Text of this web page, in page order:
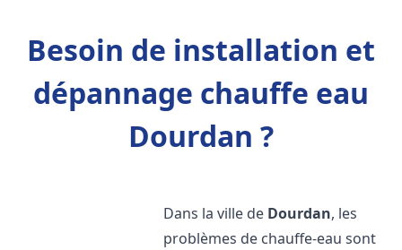
Besoin de installation et
dépannage chauffe eau
Dourdan ?
Dans la ville de Dourdan, les
problèmes de chauffe-eau sont